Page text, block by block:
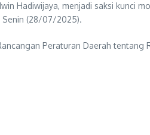
Hadiwijaya, menjadi saksi kunci
Senin (28/07/2025).
Peraturan Daerah tentang